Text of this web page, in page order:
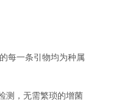
每一条引物均为种属
测，无需繁琐的增菌